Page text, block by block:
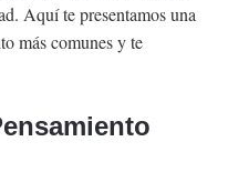
Aquí te presentamos una
más comunes y te